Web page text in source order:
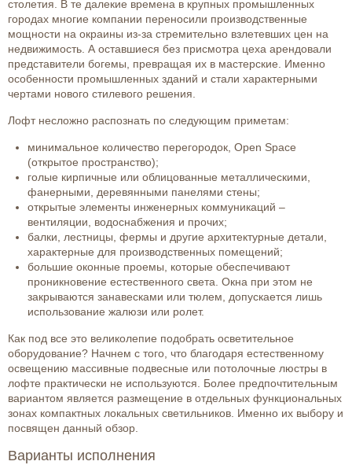
столетия. В те далекие времена в крупных промышленных
городах многие компании переносили производственные
мощности на окраины из-за стремительно взлетевших цен на
недвижимость. А оставшиеся без присмотра цеха арендовали
представители богемы, превращая их в мастерские. Именно
особенности промышленных зданий и стали характерными
чертами нового стилевого решения.
Лофт несложно распознать по следующим приметам:
минимальное количество перегородок, Open Space
(открытое пространство);
голые кирпичные или облицованные металлическими,
фанерными, деревянными панелями стены;
открытые элементы инженерных коммуникаций –
вентиляции, водоснабжения и прочих;
балки, лестницы, фермы и другие архитектурные детали,
характерные для производственных помещений;
большие оконные проемы, которые обеспечивают
проникновение естественного света. Окна при этом не
закрываются занавесками или тюлем, допускается лишь
использование жалюзи или ролет.
Как под все это великолепие подобрать осветительное
оборудование? Начнем с того, что благодаря естественному
освещению массивные подвесные или потолочные люстры в
лофте практически не используются. Более предпочтительным
вариантом является размещение в отдельных функциональных
зонах компактных локальных светильников. Именно их выбору и
посвящен данный обзор.
Варианты исполнения